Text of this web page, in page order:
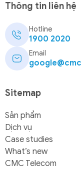
Thông tin liên hệ
Hotline
1900 2020
Email
Sitemap
Sản phẩm
Dịch vụ
Case studies
What’s new
CMC Telecom